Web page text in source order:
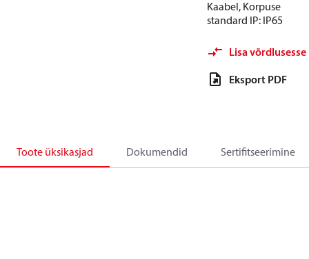
Kaabel, Korpuse
standard IP: IP65
Lisa võrdlusesse
Eksport PDF
Toote üksikasjad Dokumendid Sertifitseerimine